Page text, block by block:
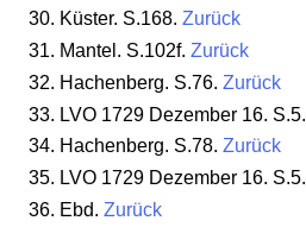
Küster. S.168. Zurück
Mantel. S.102f. Zurück
Hachenberg. S.76. Zurück
LVO 1729 Dezember 16. S.5.
Hachenberg. S.78. Zurück
LVO 1729 Dezember 16. S.5.
Ebd. Zurück